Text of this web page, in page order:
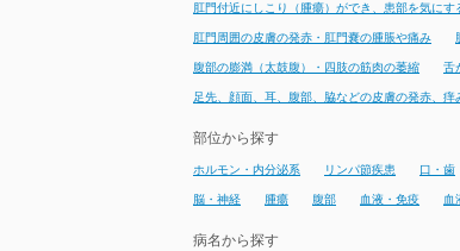
肛門付近にしこり（腫瘍）ができ、患部を気にす
肛門周囲の皮膚の発赤・肛門嚢の腫脹や痛み
腹部の膨満（太鼓腹）・四肢の筋肉の萎縮 舌
足先、顔面、耳、腹部、脇などの皮膚の発赤、痒
部位から探す
ホルモン・内分泌系 リンパ節疾患 口・歯
脳・神経 腫瘍 腹部 血液・免疫 血
病名から探す